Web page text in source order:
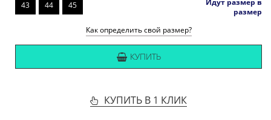
43 44 45
Идут размер в
размер
Как определить свой размер?
КУПИТЬ
КУПИТЬ В 1 КЛИК